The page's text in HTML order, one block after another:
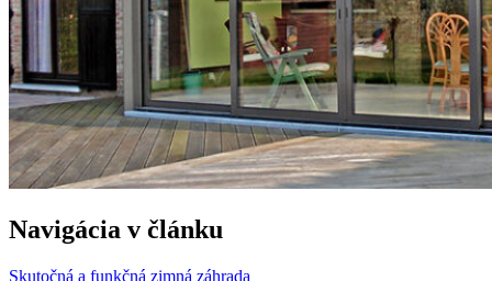
Navigácia v článku
Skutočná a funkčná zimná záhrada